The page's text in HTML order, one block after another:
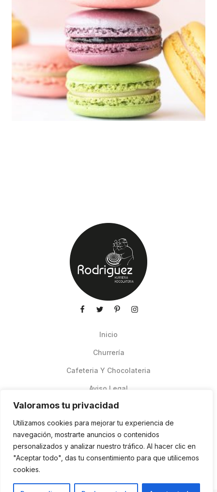
Valoramos tu privacidad
Utilizamos cookies para mejorar tu experiencia de
navegación, mostrarte anuncios o contenidos
personalizados y analizar nuestro tráfico. Al hacer clic en
"Aceptar todo", das tu consentimiento para que utilicemos
cookies.
Inicio
Churrería
Cafeteria Y Chocolateria
Aviso Legal
Pedidos Online Glovo
Contacto